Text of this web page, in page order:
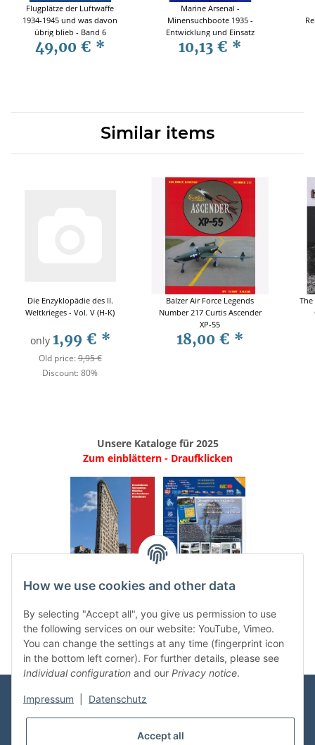
Flugplätze der Luftwaffe
1934-1945 und was davon
übrig blieb - Band 6
Schleswig Holstein &
Hamburg - Jürgen Zapf
49,00 € *
Marine Arsenal -
Minensuchboote 1935 -
Entwicklung und Einsatz
(MA 47)
10,13 € *
Similar items
Die Enzyklopädie des II.
Weltkrieges - Vol. V (H-K)
only 1,99 € *
Old price:9,95 €
Discount:80%
Balzer Air Force Legends
Number 217 Curtis Ascender
XP-55
18,00 € *
Unsere Kataloge für 2025
Zum einblättern - Draufklicken
. ..
Categories
How we use cookies and other data
By selecting "Accept all", you give us permission to use
the following services on our website: YouTube, Vimeo.
You can change the settings at any time (fingerprint icon
in the bottom left corner). For further details, please see
Individual configuration and our Privacy notice.
Impressum Datenschutz
Accept all